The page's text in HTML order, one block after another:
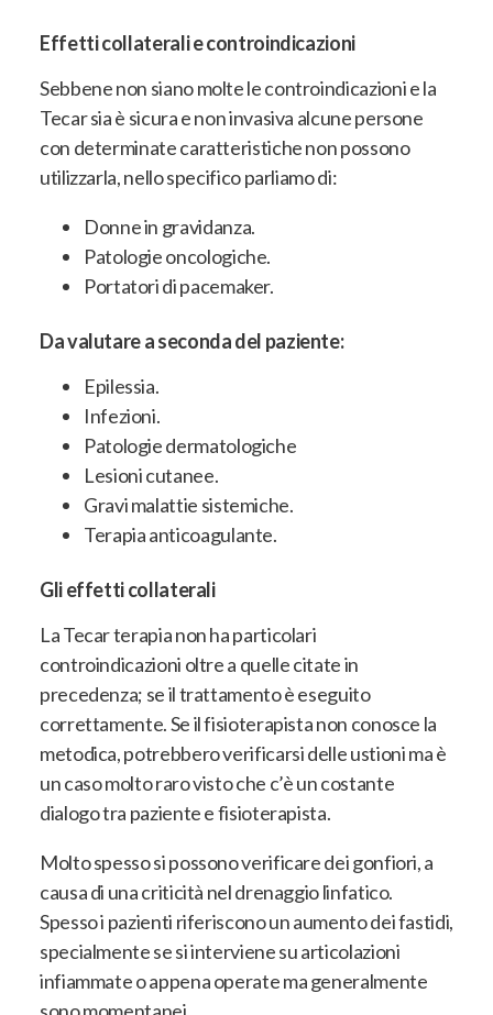
Effetti collaterali e controindicazioni
Sebbene non siano molte le controindicazioni e la
Tecar sia è sicura e non invasiva alcune persone
con determinate caratteristiche non possono
utilizzarla, nello specifico parliamo di:
Donne in gravidanza.
Patologie oncologiche.
Portatori di pacemaker.
Da valutare a seconda del paziente:
Epilessia.
Infezioni.
Patologie dermatologiche
Lesioni cutanee.
Gravi malattie sistemiche.
Terapia anticoagulante.
Gli effetti collaterali
La Tecar terapia non ha particolari
controindicazioni oltre a quelle citate in
precedenza; se il trattamento è eseguito
correttamente. Se il fisioterapista non conosce la
metodica, potrebbero verificarsi delle ustioni ma è
un caso molto raro visto che c’è un costante
dialogo tra paziente e fisioterapista.
Molto spesso si possono verificare dei gonfiori, a
causa di una criticità nel drenaggio linfatico.
Spesso i pazienti riferiscono un aumento dei fastidi,
specialmente se si interviene su articolazioni
infiammate o appena operate ma generalmente